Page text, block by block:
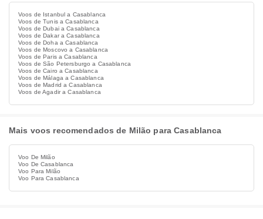
Voos de Istanbul a Casablanca
Voos de Tunis a Casablanca
Voos de Dubai a Casablanca
Voos de Dakar a Casablanca
Voos de Doha a Casablanca
Voos de Moscovo a Casablanca
Voos de Paris a Casablanca
Voos de São Petersburgo a Casablanca
Voos de Cairo a Casablanca
Voos de Málaga a Casablanca
Voos de Madrid a Casablanca
Voos de Agadir a Casablanca
Mais voos recomendados de Milão para Casablanca
Voo De Milão
Voo De Casablanca
Voo Para Milão
Voo Para Casablanca